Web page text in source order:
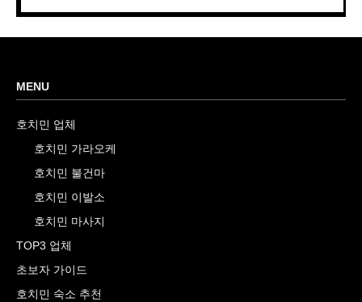
MENU
호치민 업체
호치민 가라오케
호치민 불건마
호치민 이발소
호치민 마사지
TOP3 업체
초보자 가이드
호치민 숙소 추천